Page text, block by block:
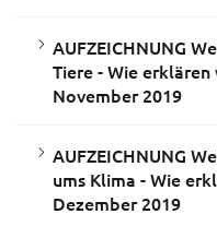
AUFZEICHNUNG
Tiere - Wie erklären
November 2019
AUFZEICHNUNG
ums Klima - Wie
Dezember 2019